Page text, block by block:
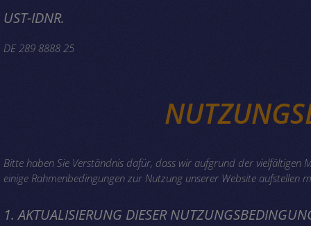
UST-IDNR.
DE 289 8888 25
Bitte haben Sie Verständnis dafür, dass wir aufgrund der vielfältigen
einige Rahmenbedingungen zur Nutzung unserer Website aufstellen
1. AKTUALISIERUNG DIESER